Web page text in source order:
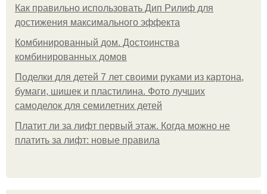
Как правильно использовать Дип Рилиф для
достижения максимального эффекта
Комбинированный дом. Достоинства
комбинированных домов
Поделки для детей 7 лет своими руками из картона,
бумаги, шишек и пластилина. Фото лучших
самоделок для семилетних детей
Платит ли за лифт первый этаж. Когда можно не
платить за лифт: новые правила